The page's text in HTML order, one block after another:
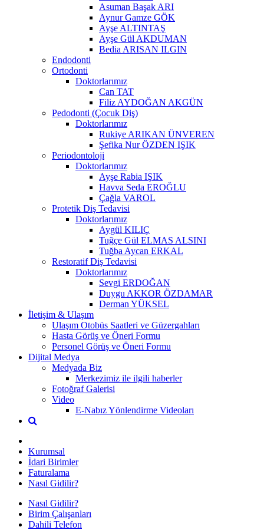
Asuman Başak ARI
Aynur Gamze GÖK
Ayşe ALTINTAŞ
Ayşe Gül AKDUMAN
Bedia ARISAN ILGIN
Endodonti
Ortodonti
Doktorlarımız
Can TAT
Filiz AYDOĞAN AKGÜN
Pedodonti (Çocuk Diş)
Doktorlarımız
Rukiye ARIKAN ÜNVEREN
Şefika Nur ÖZDEN IŞIK
Periodontoloji
Doktorlarımız
Ayşe Rabia IŞIK
Havva Seda EROĞLU
Çağla VAROL
Protetik Diş Tedavisi
Doktorlarımız
Aygül KILIÇ
Tuğçe Gül ELMAS ALSINI
Tuğba Aycan ERKAL
Restoratif Diş Tedavisi
Doktorlarımız
Sevgi ERDOĞAN
Duygu AKKOR ÖZDAMAR
Derman YÜKSEL
İletişim & Ulaşım
Ulaşım Otobüs Saatleri ve Güzergahları
Hasta Görüş ve Öneri Formu
Personel Görüş ve Öneri Formu
Dijital Medya
Medyada Biz
Merkezimiz ile ilgili haberler
Fotoğraf Galerisi
Video
E-Nabız Yönlendirme Videoları
Kurumsal
İdari Birimler
Faturalama
Nasıl Gidilir?
Nasıl Gidilir?
Birim Çalışanları
Dahili Telefon